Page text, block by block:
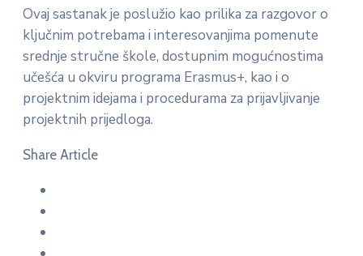
Ovaj sastanak je poslužio kao prilika za razgovor o
ključnim potrebama i interesovanjima pomenute
srednje stručne škole, dostupnim mogućnostima
učešća u okviru programa Erasmus+, kao i o
projektnim idejama i procedurama za prijavljivanje
projektnih prijedloga.
Share Article